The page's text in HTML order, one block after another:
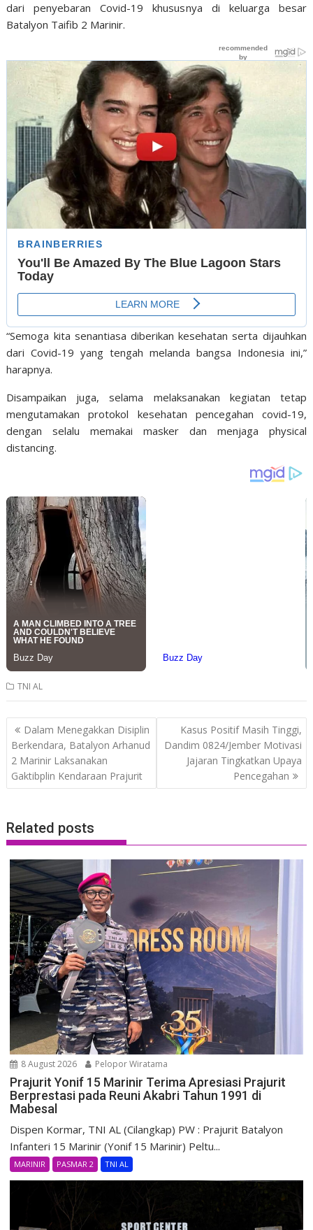
dari penyebaran Covid-19 khususnya di keluarga besar
Batalyon Taifib 2 Marinir.
“Semoga kita senantiasa diberikan kesehatan serta dijauhkan
dari Covid-19 yang tengah melanda bangsa Indonesia ini,”
harapnya.
Disampaikan juga, selama melaksanakan kegiatan tetap
mengutamakan protokol kesehatan pencegahan covid-19,
dengan selalu memakai masker dan menjaga physical
distancing.
TNI AL
Post
navigation
Dalam Menegakkan Disiplin
Berkendara, Batalyon Arhanud
2 Marinir Laksanakan
Gaktibplin Kendaraan Prajurit
Kasus Positif Masih Tinggi,
Dandim 0824/Jember Motivasi
Jajaran Tingkatkan Upaya
Pencegahan
Related posts
8 August 2026 Pelopor Wiratama
Prajurit Yonif 15 Marinir Terima Apresiasi Prajurit
Berprestasi pada Reuni Akabri Tahun 1991 di
Mabesal
Dispen Kormar, TNI AL (Cilangkap) PW : Prajurit Batalyon
Infanteri 15 Marinir (Yonif 15 Marinir) Peltu...
MARINIR PASMAR 2 TNI AL